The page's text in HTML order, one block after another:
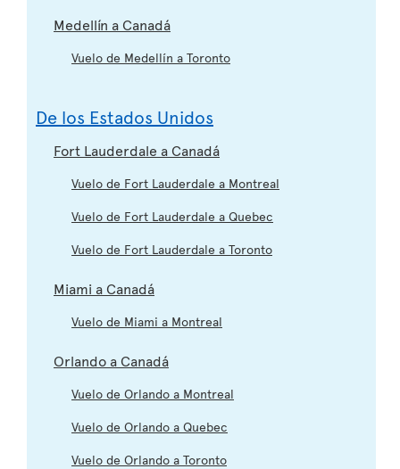
Medellín a Canadá
Vuelo de Medellín a Toronto
De los Estados Unidos
Fort Lauderdale a Canadá
Vuelo de Fort Lauderdale a Montreal
Vuelo de Fort Lauderdale a Quebec
Vuelo de Fort Lauderdale a Toronto
Miami a Canadá
Vuelo de Miami a Montreal
Orlando a Canadá
Vuelo de Orlando a Montreal
Vuelo de Orlando a Quebec
Vuelo de Orlando a Toronto